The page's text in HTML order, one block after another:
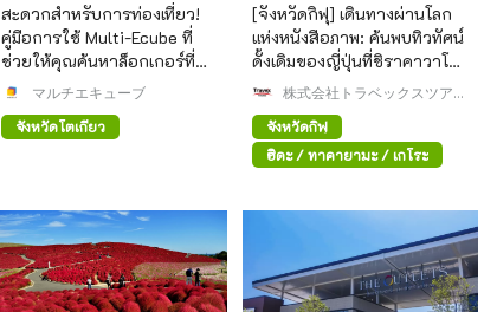
สะดวกสำหรับการท่องเที่ยว!
คู่มือการใช้ Multi-Ecube ที่
ช่วยให้คุณค้นหาล็อกเกอร์ที่
ว่าง จอง และสั่งสินค้าได้
マルチエキューブ
จังหวัดโตเกียว
[จังหวัดกิฟุ] เดินทางผ่านโลก
แห่งหนังสือภาพ: ค้นพบทิวทัศน์
ดั้งเดิมของญี่ปุ่นที่ชิราคาวาโกะ
ชินโฮทากะ และหมู่บ้านฮิดะ
株式会社トラベックスツアー
ズ
จังหวัดกิฟุ
ฮิดะ / ทาคายามะ / เกโระ